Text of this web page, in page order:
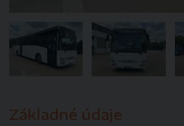
Základné údaje